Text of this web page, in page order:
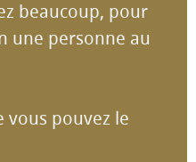
beaucoup, pour
une personne au
vous pouvez le